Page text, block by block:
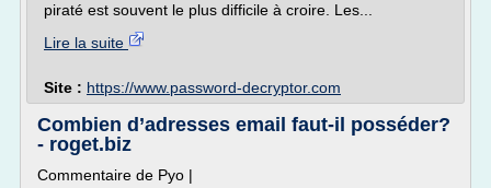
piraté est souvent le plus difficile à croire. Les...
Lire la suite
Site : https://www.password-decryptor.com
Combien d’adresses email faut-il posséder?
- roget.biz
Commentaire de Pyo |